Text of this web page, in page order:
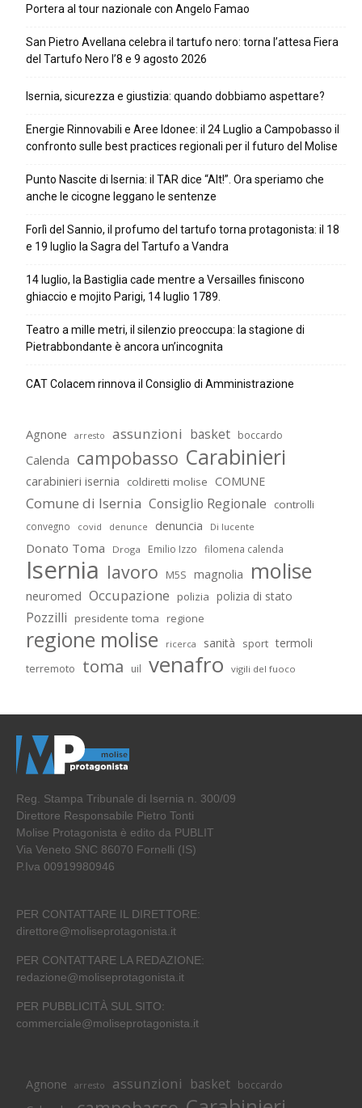
Portera al tour nazionale con Angelo Famao
San Pietro Avellana celebra il tartufo nero: torna l’attesa Fiera
del Tartufo Nero l’8 e 9 agosto 2026
Isernia, sicurezza e giustizia: quando dobbiamo aspettare?
Energie Rinnovabili e Aree Idonee: il 24 Luglio a Campobasso il
confronto sulle best practices regionali per il futuro del Molise
Punto Nascite di Isernia: il TAR dice “Alt!”. Ora speriamo che
anche le cicogne leggano le sentenze
Forlì del Sannio, il profumo del tartufo torna protagonista: il 18
e 19 luglio la Sagra del Tartufo a Vandra
14 luglio, la Bastiglia cade mentre a Versailles finiscono
ghiaccio e mojito Parigi, 14 luglio 1789.
Teatro a mille metri, il silenzio preoccupa: la stagione di
Pietrabbondante è ancora un’incognita
CAT Colacem rinnova il Consiglio di Amministrazione
Agnone arresto assunzioni basket boccardo
Calenda campobasso Carabinieri
carabinieri isernia coldiretti molise COMUNE
Comune di Isernia Consiglio Regionale controlli
convegno covid denunce denuncia Di lucente
Donato Toma Droga Emilio Izzo filomena calenda
Isernia lavoro M5S magnolia molise
neuromed Occupazione polizia polizia di stato
Pozzilli presidente toma regione
regione molise ricerca sanità sport termoli
terremoto toma uil venafro vigili del fuoco
Reg. Stampa Tribunale di Isernia n. 300/09
Direttore Responsabile Pietro Tonti
Molise Protagonista è edito da PUBLIT
Via Veneto SNC 86070 Fornelli (IS)
P.Iva 00919980946
PER CONTATTARE IL DIRETTORE:
direttore@moliseprotagonista.it
PER CONTATTARE LA REDAZIONE:
redazione@moliseprotagonista.it
PER PUBBLICITÀ SUL SITO:
commerciale@moliseprotagonista.it
Agnone arresto assunzioni basket boccardo